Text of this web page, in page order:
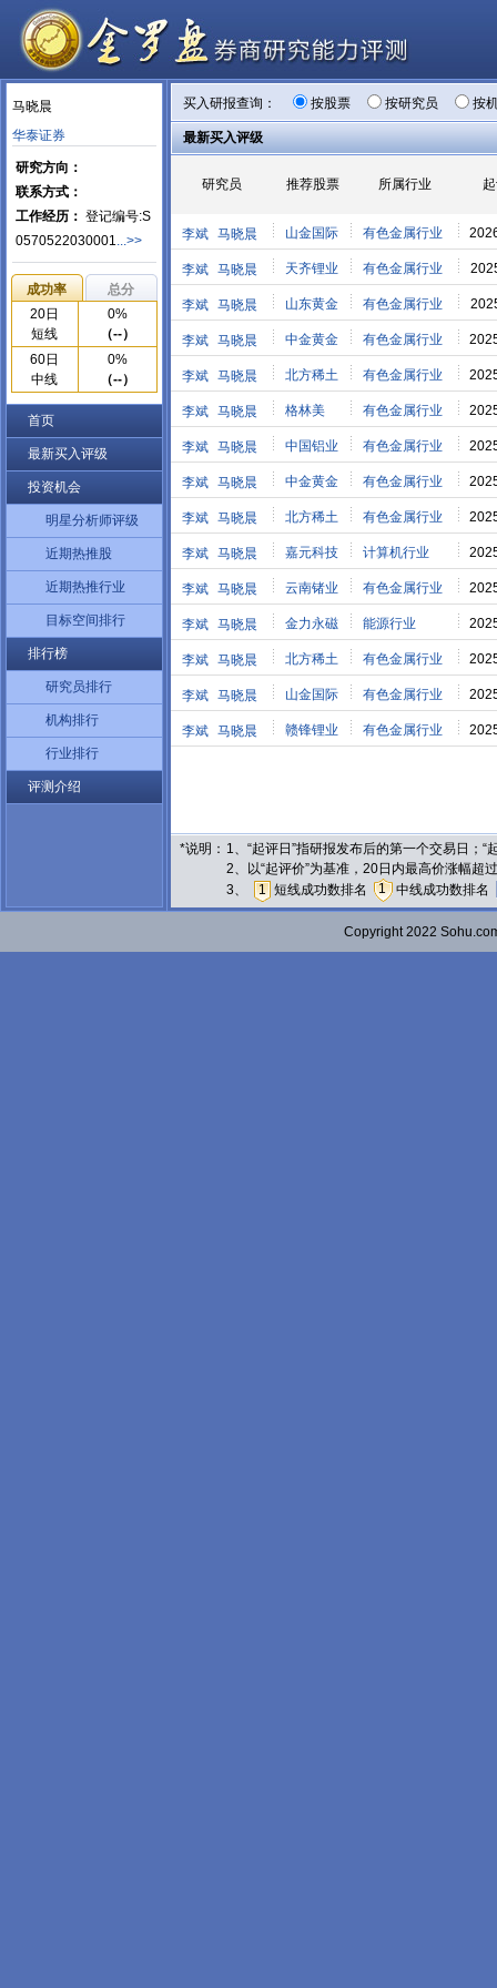
马晓晨
华泰证券
研究方向：
联系方式：
工作经历： 登记编号:S
0570522030001...>>
成功率
总分
20日
短线
0%
（--）
60日
中线
0%
（--）
首页
最新买入评级
投资机会
明星分析师评级
近期热推股
近期热推行业
目标空间排行
排行榜
研究员排行
机构排行
行业排行
评测介绍
买入研报查询： 按股票 按研究员 按
最新买入评级
研究员 推荐股票 所属行业
李斌 马晓晨 山金国际 有色金属行业
李斌 马晓晨 天齐锂业 有色金属行业
李斌 马晓晨 山东黄金 有色金属行业
李斌 马晓晨 中金黄金 有色金属行业
李斌 马晓晨 北方稀土 有色金属行业
李斌 马晓晨 格林美 有色金属行业
李斌 马晓晨 中国铝业 有色金属行业
李斌 马晓晨 中金黄金 有色金属行业
李斌 马晓晨 北方稀土 有色金属行业
李斌 马晓晨 嘉元科技 计算机行业
李斌 马晓晨 云南锗业 有色金属行业
李斌 马晓晨 金力永磁 能源行业
李斌 马晓晨 北方稀土 有色金属行业
李斌 马晓晨 山金国际 有色金属行业
李斌 马晓晨 赣锋锂业 有色金属行业
*说明： 1、“起评日”指研报发布后的第一个交易日；
2、以“起评价”为基准，20日内最高价涨幅
3、
1 短线成功数排名 1 中线成功数排名
Copyright 2022